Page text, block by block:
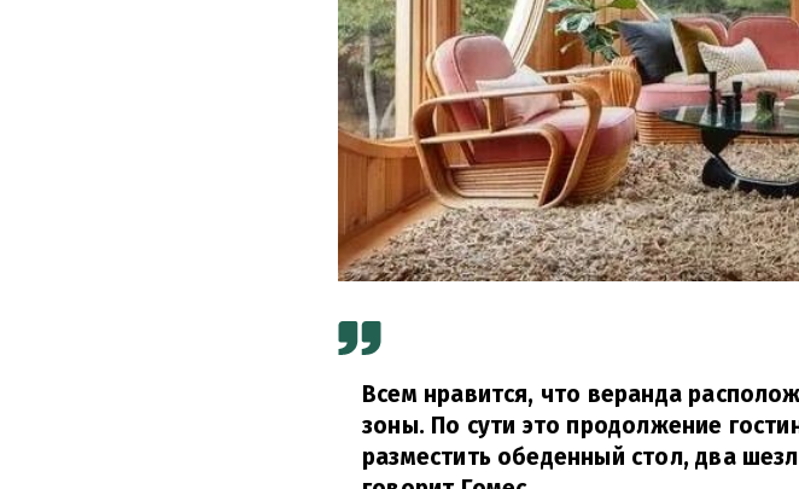
Всем нравится, что веранда
зоны. По сути это продолжение
разместить обеденный стол, два